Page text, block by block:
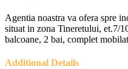
Agentia noastra va ofera spre
situat in zona Tineretului, et.7/
balcoane, 2 bai, complet
Additional Details